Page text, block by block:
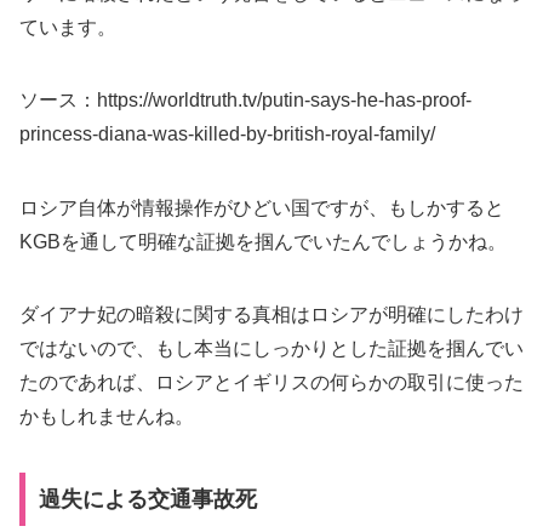
ています。
ソース：https://worldtruth.tv/putin-says-he-has-proof-
princess-diana-was-killed-by-british-royal-family/
ロシア自体が情報操作がひどい国ですが、もしかすると
KGBを通して明確な証拠を掴んでいたんでしょうかね。
ダイアナ妃の暗殺に関する真相はロシアが明確にしたわけ
ではないので、もし本当にしっかりとした証拠を掴んでい
たのであれば、ロシアとイギリスの何らかの取引に使った
かもしれませんね。
過失による交通事故死